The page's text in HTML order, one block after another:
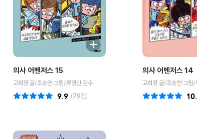
의사 어벤저스 15
고희정 글/조승연 그림/류정민 감수
(79건)
9.9
의사 어벤저스 14
고희정 글/조승연 그림/